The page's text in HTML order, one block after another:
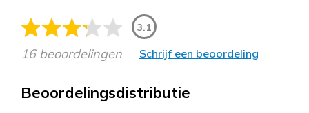
3.1
16 beoordelingen Schrijf een beoordeling
Beoordelingsdistributie